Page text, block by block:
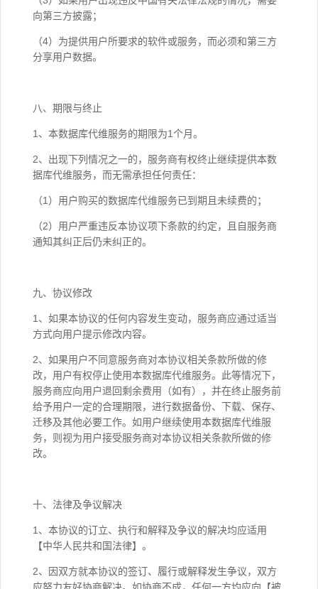
向第三方披露；
（4）为提供用户所要求的软件或服务，而必须和第三方
分享用户数据。
八、期限与终止
1、本数据库代维服务的期限为1个月。
2、出现下列情况之一的，服务商有权终止继续提供本数
据库代维服务，而无需承担任何责任：
（1）用户购买的数据库代维服务已到期且未续费的；
（2）用户严重违反本协议项下条款的约定，且自服务商
通知其纠正后仍未纠正的。
九、协议修改
1、如果本协议的任何内容发生变动，服务商应通过适当
方式向用户提示修改内容。
2、如果用户不同意服务商对本协议相关条款所做的修
改，用户有权停止使用本数据库代维服务。此等情况下，
服务商应向用户退回剩余费用（如有），并在终止服务前
给予用户一定的合理期限，进行数据备份、下载、保存、
迁移及其他必要工作。如用户继续使用本数据库代维服
务，则视为用户接受服务商对本协议相关条款所做的修
改。
十、法律及争议解决
1、本协议的订立、执行和解释及争议的解决均应适用
【中华人民共和国法律】。
2、因双方就本协议的签订、履行或解释发生争议，双方